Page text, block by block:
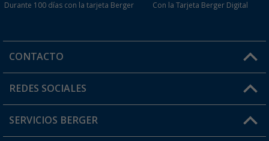
Durante 100 días con la tarjeta Berger
Con la Tarjeta Berger Digital
CONTACTO
Horario de atención al cliente:
¿Tienes alguna duda?
REDES SOCIALES
SERVICIOS BERGER